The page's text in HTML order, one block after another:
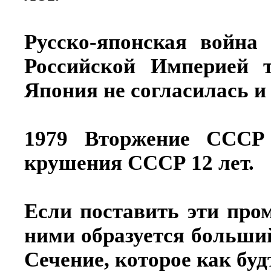
Русско-японская
Российской
Япония не согласилась
1979 Вторжение
крушения СССР 12 лет.
Если поставить эти
ними образуется
Сечение, которое как